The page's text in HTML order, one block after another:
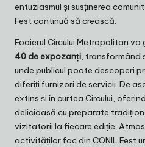
entuziasmul și susținerea
Fest continuă să crească.
Foaierul Circului Metropolitan
40 de expozanți ,
unde publicul poate descoperi
diferiți furnizori de servicii. De
extins și în curtea Circului,
delicioasă cu preparate
vizitatorii la fiecare ediție.
activităților fac din CONIL Fest